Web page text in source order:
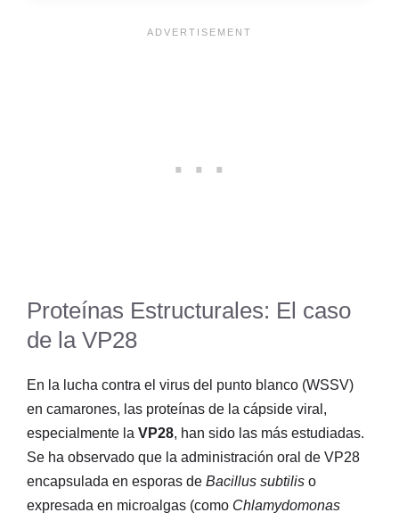
Proteínas Estructurales: El caso
de la VP28
En la lucha contra el virus del punto blanco (WSSV)
en camarones, las proteínas de la cápside viral,
especialmente la VP28, han sido las más estudiadas.
Se ha observado que la administración oral de VP28
encapsulada en esporas de Bacillus subtilis o
expresada en microalgas (como Chlamydomonas